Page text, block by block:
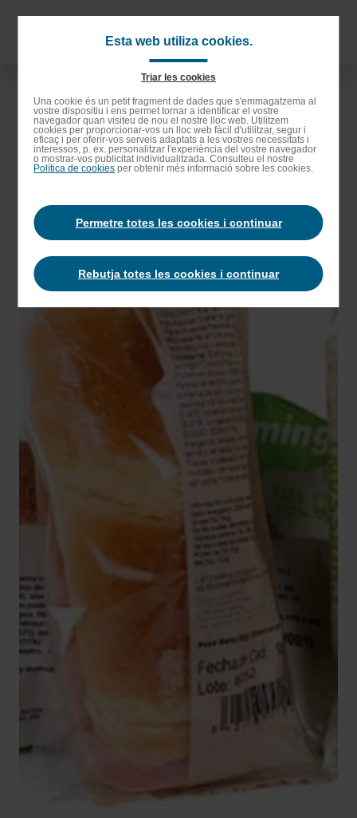
Esta web utiliza cookies.
Triar les cookies
Una cookie és un petit fragment de dades que s'emmagatzema al
vostre dispositiu i ens permet tornar a identificar el vostre
navegador quan visiteu de nou el nostre lloc web. Utilitzem
cookies per proporcionar-vos un lloc web fàcil d'utilitzar, segur i
eficaç i per oferir-vos serveis adaptats a les vostres necessitats i
interessos, p. ex. personalitzar l'experiència del vostre navegador
o mostrar-vos publicitat individualitzada. Consulteu el nostre
Política de cookies per obtenir més informació sobre les cookies.
Permetre totes les cookies i continuar
Rebutja totes les cookies i continuar